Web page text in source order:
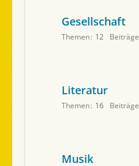
Gesellschaft
Themen 12 Beiträge
Literatur
Themen 16 Beiträge
Musik